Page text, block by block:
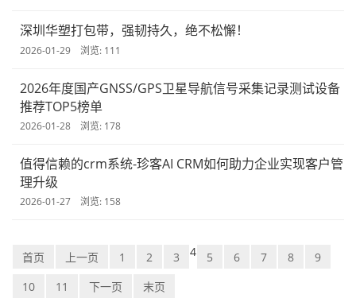
深圳华塑打包带，强韧持久，绝不松懈！
2026-01-29 浏览: 111
2026年度国产GNSS/GPS卫星导航信号采集记录测试设备
推荐TOP5榜单
2026-01-28 浏览: 178
值得信赖的crm系统-珍客AI CRM如何助力企业实现客户管
理升级
2026-01-27 浏览: 158
首页 上一页 1 2 3 4 5 6 7 8
9
10
11 下一页 末页